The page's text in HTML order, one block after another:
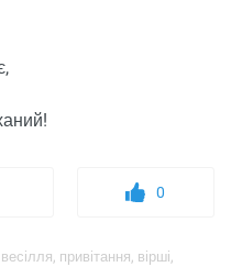
0
привітання, вірші,